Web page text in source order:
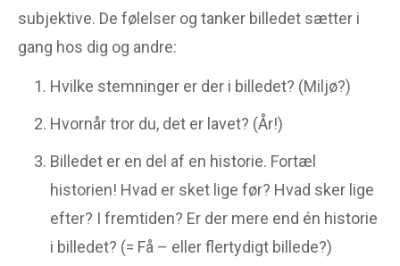
subjektive. De følelser og tanker billedet sætter i
gang hos dig og andre:
Hvilke stemninger er der i billedet? (Miljø?)
Hvornår tror du, det er lavet? (År!)
Billedet er en del af en historie. Fortæl
historien! Hvad er sket lige før? Hvad sker lige
efter? I fremtiden? Er der mere end én historie
i billedet? (= Få – eller flertydigt billede?)